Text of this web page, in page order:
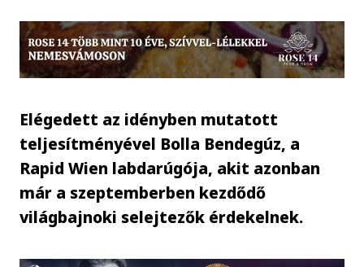
Elégedett az idényben mutatott
teljesítményével Bolla Bendegúz, a
Rapid Wien labdarúgója, akit azonban
már a szeptemberben kezdődő
világbajnoki selejtezők érdekelnek.